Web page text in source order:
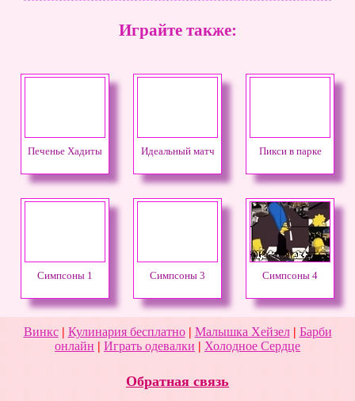
Играйте также:
Печенье Хадиты Идеальный матч Пикси в парке
Симпсоны 1 Симпсоны 3 Симпсоны 4
Винкс| Кулинария бесплатно| Малышка Хейзел| Барби
онлайн | Играть одевалки | Холодное Сердце
Обратная связь